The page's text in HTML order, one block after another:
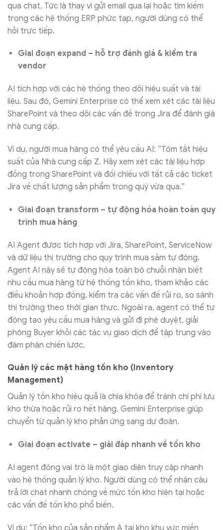
qua chat. Tức là thay vì gửi email qua lại hoặc tìm kiếm
trong các hệ thống ERP phức tạp, người dùng có thể
hỏi trực tiếp.
Giai đoạn expand – hỗ trợ đánh giá & kiểm tra
vendor
AI tích hợp với các hệ thống theo dõi hiệu suất và tài
liệu. Sau đó, Gemini Enterprise có thể xem xét các tài liệu
SharePoint và theo dõi các vấn đề trong Jira để đánh giá
nhà cung cấp.
Ví dụ, người mua hàng có thể yêu cầu AI: “Tóm tắt hiệu
suất của Nhà cung cấp Z. Hãy xem xét các tài liệu hợp
đồng trong SharePoint và đối chiếu với tất cả các ticket
Jira về chất lượng sản phẩm trong quý vừa qua.”
Giai đoạn transform – tự động hóa hoàn toàn quy
trình mua hàng
AI Agent được tích hợp với Jira, SharePoint, ServiceNow
và dữ liệu thị trường cho quy trình mua sắm tự động.
Agent AI này sẽ tự động hóa toàn bộ chuỗi nhận biết
nhu cầu mua hàng từ hệ thống tồn kho, tham khảo các
điều khoản hợp đồng, kiểm tra các vấn đề rủi ro, so sánh
thị trường theo thời gian thực. Ngoài ra, agent có thể tự
động tạo yêu cầu mua hàng và gửi đi phê duyệt, giải
phóng Buyer khỏi các tác vụ giao dịch để tập trung vào
đàm phán chiến lược.
Quản lý các mặt hàng tồn kho (Inventory
Management)
Quản lý tồn kho hiệu quả là chìa khóa để tránh chi phí lưu
kho thừa hoặc rủi ro hết hàng. Gemini Enterprise giúp
chuyển từ quản lý kho phản ứng sang dự đoán.
Giai đoạn activate – giải đáp nhanh về tồn kho
AI agent đóng vai trò là một giao diện truy cập nhanh
vào hệ thống quản lý kho. Người dùng có thể nhận câu
trả lời chat nhanh chóng về mức tồn kho hiện tại hoặc
các vấn đề tồn kho phổ biến.
Ví dụ: “Tồn kho của sản phẩm A tại kho khu vực miền